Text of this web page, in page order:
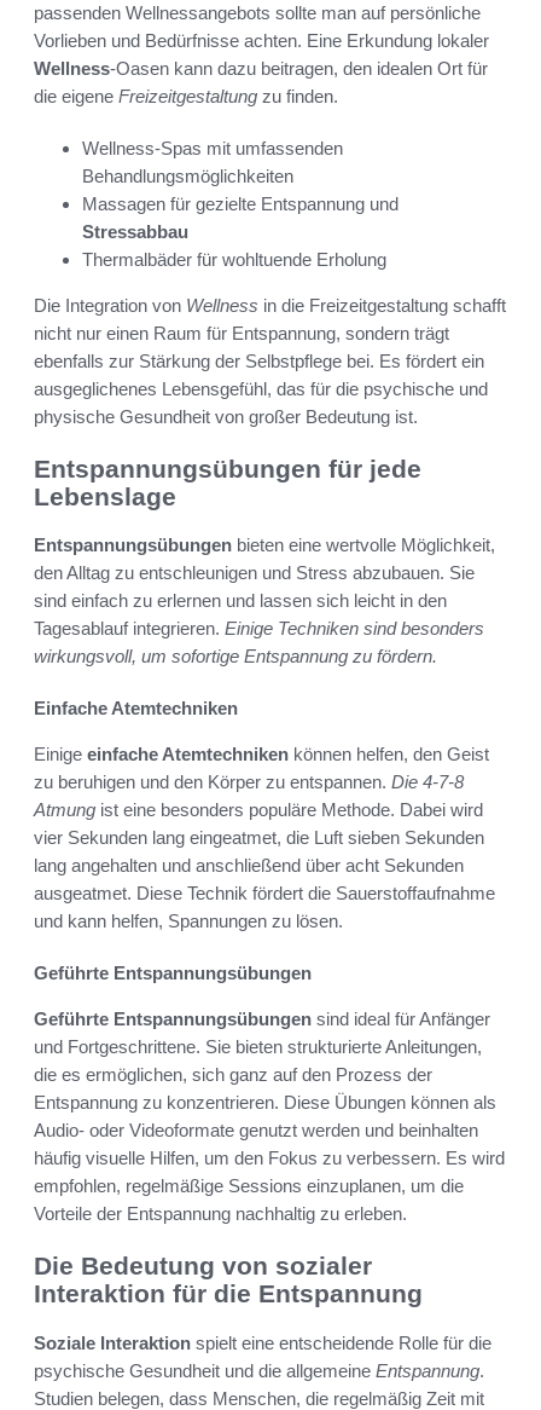
passenden Wellnessangebots sollte man auf persönliche
Vorlieben und Bedürfnisse achten. Eine Erkundung lokaler
Wellness-Oasen kann dazu beitragen, den idealen Ort für
die eigene Freizeitgestaltung zu finden.
Wellness-Spas mit umfassenden
Behandlungsmöglichkeiten
Massagen für gezielte Entspannung und
Stressabbau
Thermalbäder für wohltuende Erholung
Die Integration von Wellness in die Freizeitgestaltung schafft
nicht nur einen Raum für Entspannung, sondern trägt
ebenfalls zur Stärkung der Selbstpflege bei. Es fördert ein
ausgeglichenes Lebensgefühl, das für die psychische und
physische Gesundheit von großer Bedeutung ist.
Entspannungsübungen für jede
Lebenslage
Entspannungsübungen bieten eine wertvolle Möglichkeit,
den Alltag zu entschleunigen und Stress abzubauen. Sie
sind einfach zu erlernen und lassen sich leicht in den
Tagesablauf integrieren. Einige Techniken sind besonders
wirkungsvoll, um sofortige Entspannung zu fördern.
Einfache Atemtechniken
Einige einfache Atemtechniken können helfen, den Geist
zu beruhigen und den Körper zu entspannen. Die 4-7-8
Atmung ist eine besonders populäre Methode. Dabei wird
vier Sekunden lang eingeatmet, die Luft sieben Sekunden
lang angehalten und anschließend über acht Sekunden
ausgeatmet. Diese Technik fördert die Sauerstoffaufnahme
und kann helfen, Spannungen zu lösen.
Geführte Entspannungsübungen
Geführte Entspannungsübungen sind ideal für Anfänger
und Fortgeschrittene. Sie bieten strukturierte Anleitungen,
die es ermöglichen, sich ganz auf den Prozess der
Entspannung zu konzentrieren. Diese Übungen können als
Audio- oder Videoformate genutzt werden und beinhalten
häufig visuelle Hilfen, um den Fokus zu verbessern. Es wird
empfohlen, regelmäßige Sessions einzuplanen, um die
Vorteile der Entspannung nachhaltig zu erleben.
Die Bedeutung von sozialer
Interaktion für die Entspannung
Soziale Interaktion spielt eine entscheidende Rolle für die
psychische Gesundheit und die allgemeine Entspannung.
Studien belegen, dass Menschen, die regelmäßig Zeit mit